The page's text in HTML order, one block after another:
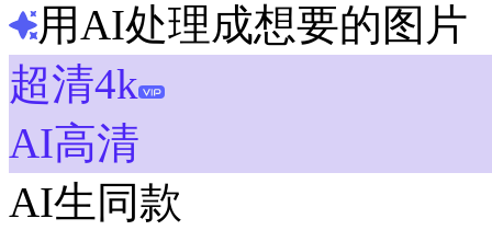
用AI处理成想要的图片
超清4k
AI高清
AI生同款